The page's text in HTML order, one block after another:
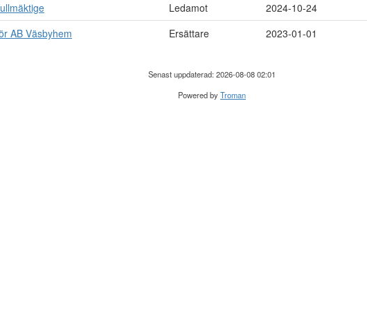
Ledamot
2024-10-24
AB Väsbyhem
Ersättare 2023-01-01
Senast uppdaterad: 2026-08-08 02:01
Powered byTroman